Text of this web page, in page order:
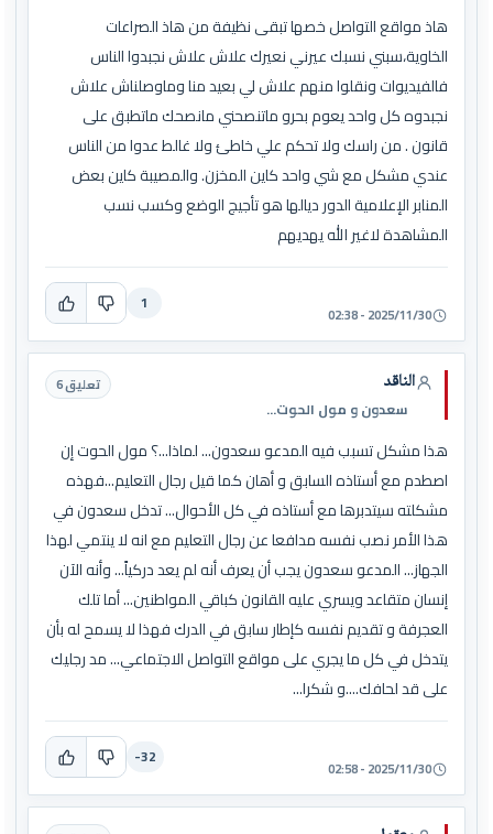
هاذ مواقع التواصل خصها تبقى نظيفة من هاذ الصراعات
الخاوية،سبني نسبك عيرني نعيرك علاش علاش نجبدوا الناس
فالفيديوات ونقلوا منهم علاش لي بعيد منا وماوصلناش علاش
نجبدوه كل واحد يعوم بحرو ماتنصحني مانصحك ماتطبق على
قانون . من راسك ولا تحكم علي خاطئ ولا غالط عدوا من الناس
عندي مشكل مع شي واحد كاين المخزن. والمصيبة كاين بعض
المنابر الإعلامية الدور ديالها هو تأجيج الوضع وكسب نسب
المشاهدة لاغير الله يهديهم
2025/11/30 - 02:38
1
الناقد
سعدون و مول الحوت...
تعليق 6
هذا مشكل تسبب فيه المدعو سعدون... لماذا...؟ مول الحوت إن
اصطدم مع أستاذه السابق و أهان كما قيل رجال التعليم...فهذه
مشكلته سيتدبرها مع أستاذه في كل الأحوال... تدخل سعدون في
هذا الأمر نصب نفسه مدافعا عن رجال التعليم مع انه لا ينتمي لهذا
الجهاز... المدعو سعدون يجب أن يعرف أنه لم يعد دركياً... وأنه الآن
إنسان متقاعد ويسري عليه القانون كباقي المواطنين... أما تلك
العجرفة و تقديم نفسه كإطار سابق في الدرك فهذا لا يسمح له بأن
يتدخل في كل ما يجري على مواقع التواصل الاجتماعي... مد رجليك
على قد لحافك....و شكرا...
2025/11/30 - 02:58
-32